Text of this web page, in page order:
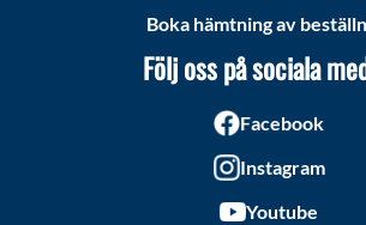
Boka hämtning av
Följ oss på sociala
Facebook
Instagram
Youtube